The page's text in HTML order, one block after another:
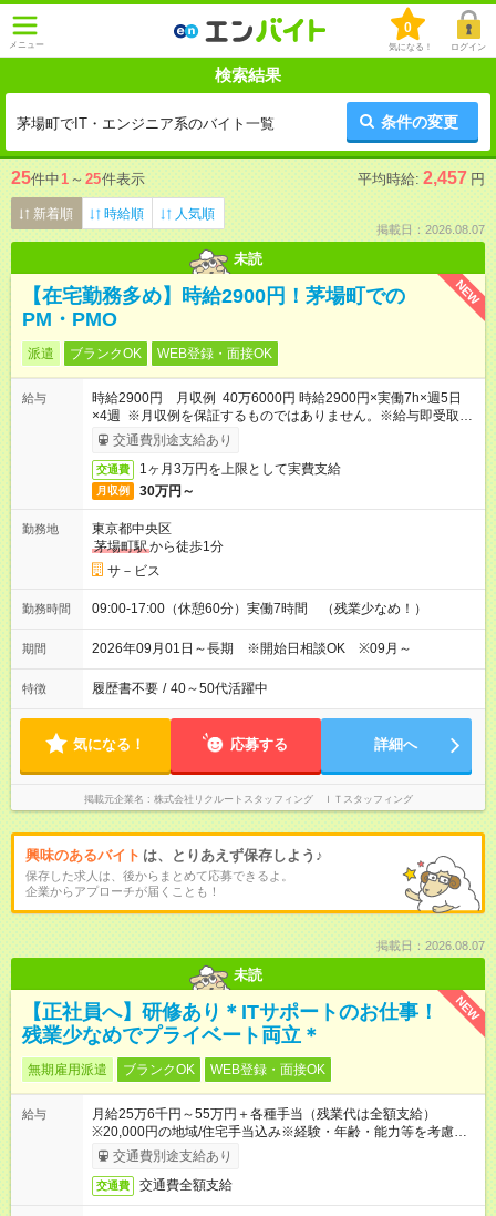
メニュー
0
気になる！ ログイン
検索結果
茅場町でIT・エンジニア系のバイト一覧 条件の変更
25件中1 ～ 25件表示 平均時給: 2,457 円
新着順 時給順 人気順
掲載日：2026.08.07
未読
NEW
【在宅勤務多め】時給2900円！茅場町での
PM・PMO
派遣 ブランクOK WEB登録・面接OK
給与
時給2900円 月収例 40万6000円 時給2900円×実働7h×週5日
×4週 ※月収例を保証するものではありません。※給与即受取り
サービス利用可（利用条件有）
交通費別途支給あり
交通費 1ヶ月3万円を上限として実費支給
月収例 30万円～
勤務地
東京都中央区
茅場町駅から徒歩1分
サ－ビス
勤務時間 09:00-17:00（休憩60分）実働7時間 （残業少なめ！）
期間 2026年09月01日～長期 ※開始日相談OK ※09月～
特徴 履歴書不要 / 40～50代活躍中
気になる！ 応募する 詳細へ
掲載元企業名 株式会社リクルートスタッフィング ＩＴスタッフィング
興味のあるバイト は、とりあえず保存しよう♪
保存した求人は、後からまとめて応募できるよ。
企業からアプローチが届くことも！
掲載日：2026.08.07
未読
NEW
【正社員へ】研修あり＊ITサポートのお仕事！
残業少なめでプライベート両立＊
無期雇用派遣 ブランクOK WEB登録・面接OK
給与
月給25万6千円～55万円＋各種手当（残業代は全額支給）
※20,000円の地域/住宅手当込み※経験・年齢・能力等を考慮し
て加給・優遇します。★同一就業先で1年以上継続したら月1万
円の継続手当支給
交通費別途支給あり
交通費 交通費全額支給